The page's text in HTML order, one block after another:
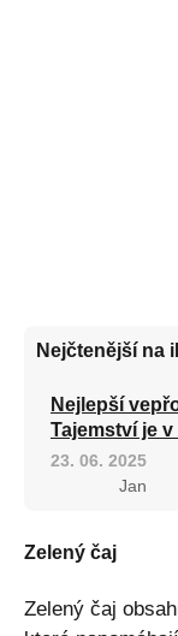
Nejčtenější na
Nejlepší
Tajemství je
23. 06. 2025
Jan
Zelený čaj
Zelený čaj